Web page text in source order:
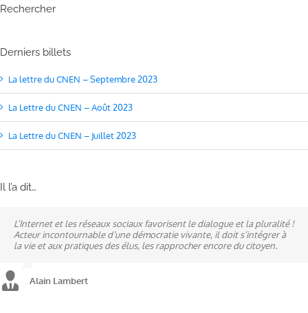
Rechercher
Derniers billets
La lettre du CNEN – Septembre 2023
La Lettre du CNEN – Août 2023
La Lettre du CNEN – Juillet 2023
Il l’a dit…
L’Internet et les réseaux sociaux favorisent le dialogue et la pluralité !
Acteur incontournable d’une démocratie vivante, il doit s’intégrer à
la vie et aux pratiques des élus, les rapprocher encore du citoyen.
Alain Lambert
Ne pas subir, mais construire son destin, telle est la philosophie qui
n’a cessé de mobiliser la ville d’Alençon, son agglomération et ses
élus.
Alain Lambert
A mes yeux, la politique est synonyme de service : un sénateur doit
être au service des élus et des communes comme un maire sait si bien
l’être au service des habitants.
Alain Lambert